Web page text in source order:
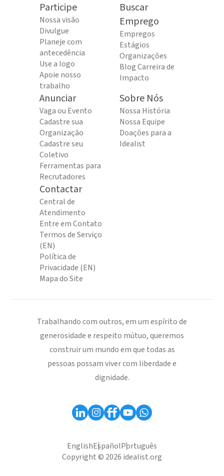
Participe
Nossa visão
Divulgue
Planeje com
antecedência
Use a logo
Apoie nosso
trabalho
Buscar
Emprego
Empregos
Estágios
Organizações
Blog Carreira de
Impacto
Anunciar
Vaga ou Evento
Cadastre sua
Organização
Cadastre seu
Coletivo
Ferramentas para
Recrutadores
Sobre Nós
Nossa História
Nossa Equipe
Doações para a
Idealist
Contactar
Central de
Atendimento
Entre em Contato
Termos de Serviço
(EN)
Política de
Privacidade (EN)
Mapa do Site
Trabalhando com outros, em um espírito de
generosidade e respeito mútuo, queremos
construir um mundo em que todas as
pessoas possam viver com liberdade e
dignidade.
EnglishEspañolPortuguês
Copyright © 2026 idealist.org